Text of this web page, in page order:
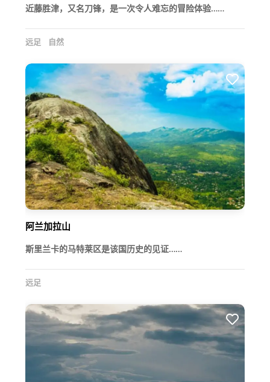
近藤胜津，又名刀锋，是一次令人难忘的冒险体验……
远足 自然
阿兰加拉山
斯里兰卡的马特莱区是该国历史的见证……
远足